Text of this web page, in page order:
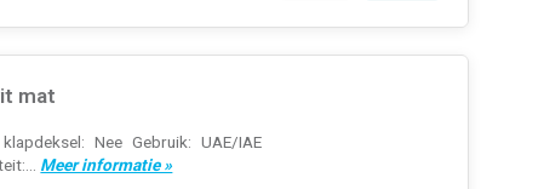
mat
Nee Gebruik: UAE/IAE
Meer informatie »